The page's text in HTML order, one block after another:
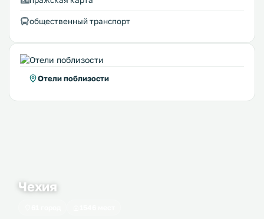
общественный транспорт
Отели поблизости
Чехия